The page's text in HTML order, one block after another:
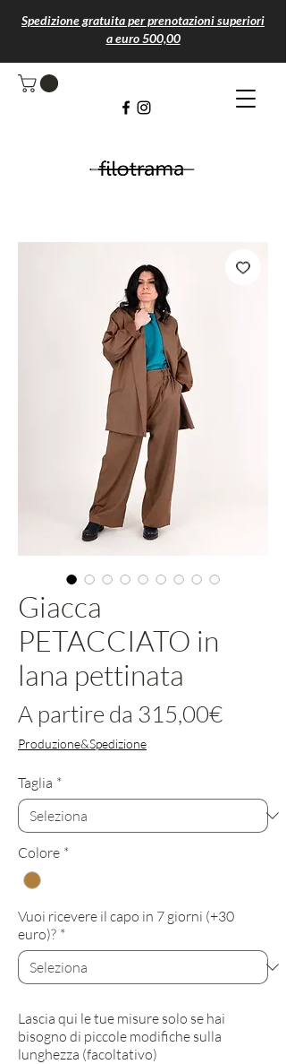
Spedizione gratuita per prenotazioni superiori
a euro 500,00
Giacca
PETACCIATO in
lana pettinata
A partire da 315,00€Prezzo
Produzione&Spedizione
Taglia *
Colore *
Vuoi ricevere il capo in 7 giorni (+30
euro)? *
Lascia qui le tue misure solo se hai
bisogno di piccole modifiche sulla
lunghezza (facoltativo)